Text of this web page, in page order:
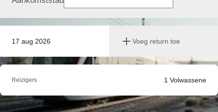
17 aug 2026 Voeg return toe
Reizigers 1 Volwassene